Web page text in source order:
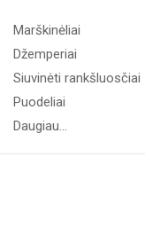
Marškinėliai
Džemperiai
Siuvinėti rankšluosčiai
Puodeliai
Daugiau...